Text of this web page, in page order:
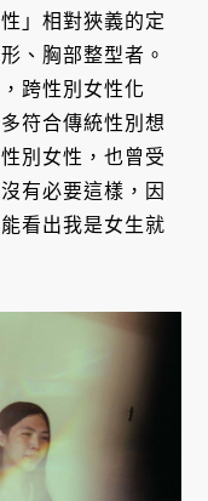
」相對狹義的定
、胸部整型者。
跨性別女性化
符合傳統性別想
別女性，也曾受
有必要這樣，因
看出我是女生就